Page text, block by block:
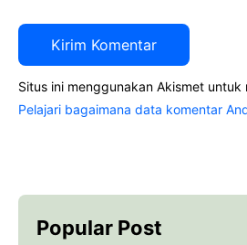
Situs ini menggunakan Akismet untuk
Pelajari bagaimana data komentar
Popular Post